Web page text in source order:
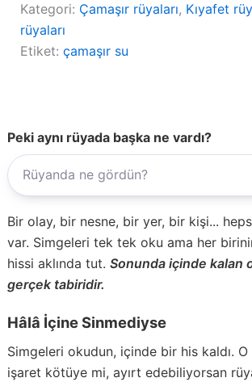
Kategori: Çamaşır rüyaları, Kıyafet
rüyaları
Etiket: çamaşır su
Peki aynı rüyada başka ne vardı?
Bir olay, bir nesne, bir yer, bir kişi...
var. Simgeleri tek tek oku ama her
hissi aklında tut. Sonunda içinde kalan
gerçek tabiridir.
Hâlâ İçine Sinmediyse
Simgeleri okudun, içinde bir his kaldı.
işaret kötüye mi, ayırt edebiliyorsan